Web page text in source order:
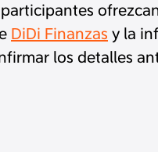
DiDi Finanzas y la
los detalles